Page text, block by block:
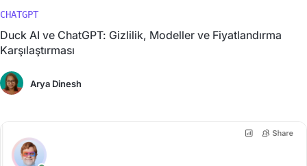
CHATGPT
Duck AI ve ChatGPT: Gizlilik, Modeller ve Fiyatlandırma
Karşılaştırması
Arya Dinesh